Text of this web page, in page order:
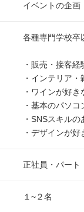
イベントの企画
各種専門学校卒
・販売・接客
・インテリア
・ワインが好き
・基本のパソ
・SNSスキルの
・デザインが好
正社員・パート
１~２名